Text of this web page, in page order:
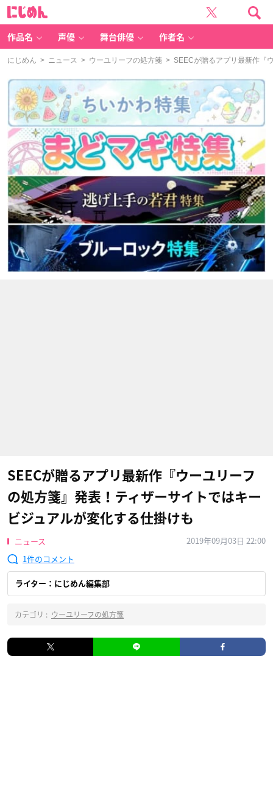
作品名 声優 舞台俳優 作者名
にじめん > ニュース > ウーユリーフの処方箋 > SEECが贈るアプリ最新作『
SEECが贈るアプリ最新作『ウーユリーフ
の処方箋』発表！ティザーサイトではキー
ビジュアルが変化する仕掛けも
ニュース
2019年09月03日 22:00
1
ライター：にじめん編集部
カテゴリ : ウーユリーフの処方箋